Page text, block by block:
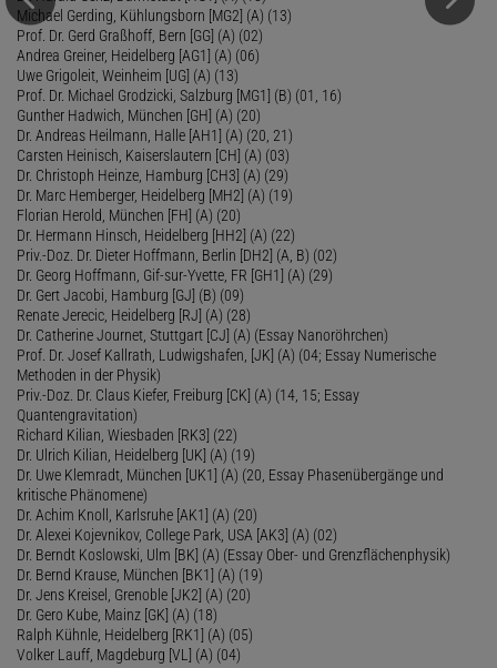
Michael Gerding, Kühlungsborn [MG2] (A) (13)
Prof. Dr. Gerd Graßhoff, Bern [GG] (A) (02)
Andrea Greiner, Heidelberg [AG1] (A) (06)
Uwe Grigoleit, Weinheim [UG] (A) (13)
Prof. Dr. Michael Grodzicki, Salzburg [MG1] (B) (01, 16)
Gunther Hadwich, München [GH] (A) (20)
Dr. Andreas Heilmann, Halle [AH1] (A) (20, 21)
Carsten Heinisch, Kaiserslautern [CH] (A) (03)
Dr. Christoph Heinze, Hamburg [CH3] (A) (29)
Dr. Marc Hemberger, Heidelberg [MH2] (A) (19)
Florian Herold, München [FH] (A) (20)
Dr. Hermann Hinsch, Heidelberg [HH2] (A) (22)
Priv.-Doz. Dr. Dieter Hoffmann, Berlin [DH2] (A, B) (02)
Dr. Georg Hoffmann, Gif-sur-Yvette, FR [GH1] (A) (29)
Dr. Gert Jacobi, Hamburg [GJ] (B) (09)
Renate Jerecic, Heidelberg [RJ] (A) (28)
Dr. Catherine Journet, Stuttgart [CJ] (A) (Essay Nanoröhrchen)
Prof. Dr. Josef Kallrath, Ludwigshafen, [JK] (A) (04; Essay Numerische
Methoden in der Physik)
Priv.-Doz. Dr. Claus Kiefer, Freiburg [CK] (A) (14, 15; Essay
Quantengravitation)
Richard Kilian, Wiesbaden [RK3] (22)
Dr. Ulrich Kilian, Heidelberg [UK] (A) (19)
Dr. Uwe Klemradt, München [UK1] (A) (20, Essay Phasenübergänge und
kritische Phänomene)
Dr. Achim Knoll, Karlsruhe [AK1] (A) (20)
Dr. Alexei Kojevnikov, College Park, USA [AK3] (A) (02)
Dr. Berndt Koslowski, Ulm [BK] (A) (Essay Ober- und Grenzflächenphysik)
Dr. Bernd Krause, München [BK1] (A) (19)
Dr. Jens Kreisel, Grenoble [JK2] (A) (20)
Dr. Gero Kube, Mainz [GK] (A) (18)
Ralph Kühnle, Heidelberg [RK1] (A) (05)
Volker Lauff, Magdeburg [VL] (A) (04)